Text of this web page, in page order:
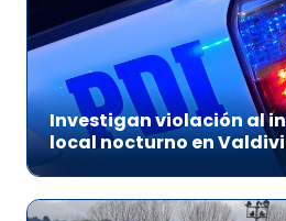
Investigan violación al
local nocturno en